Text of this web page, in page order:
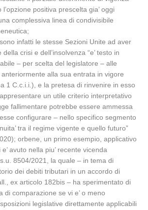
positiva prescelta gia’ oggi
complessiva linea di condivisibile
infatti le stesse Sezioni Unite ad aver
crisi e dell’insolvenza “e’ testo in
– per scelta del legislatore – alle
alla sua entrata in vigore
1 C.c.i.i.), e la pretesa di rinvenire in esso
un utile criterio interpretativo
fallimentare potrebbe essere ammessa
configurare – nello specifico segmento
tra il regime vigente e quello futuro”
orbene, un primo esempio, applicativo
avuto nella piu’ recente vicenda
8504/2021, la quale – in tema di
dei debiti tributari in un accordo di
ex articolo 182bis – ha sperimentato di
di comparazione se vi e’ o meno
legislative direttamente applicabili